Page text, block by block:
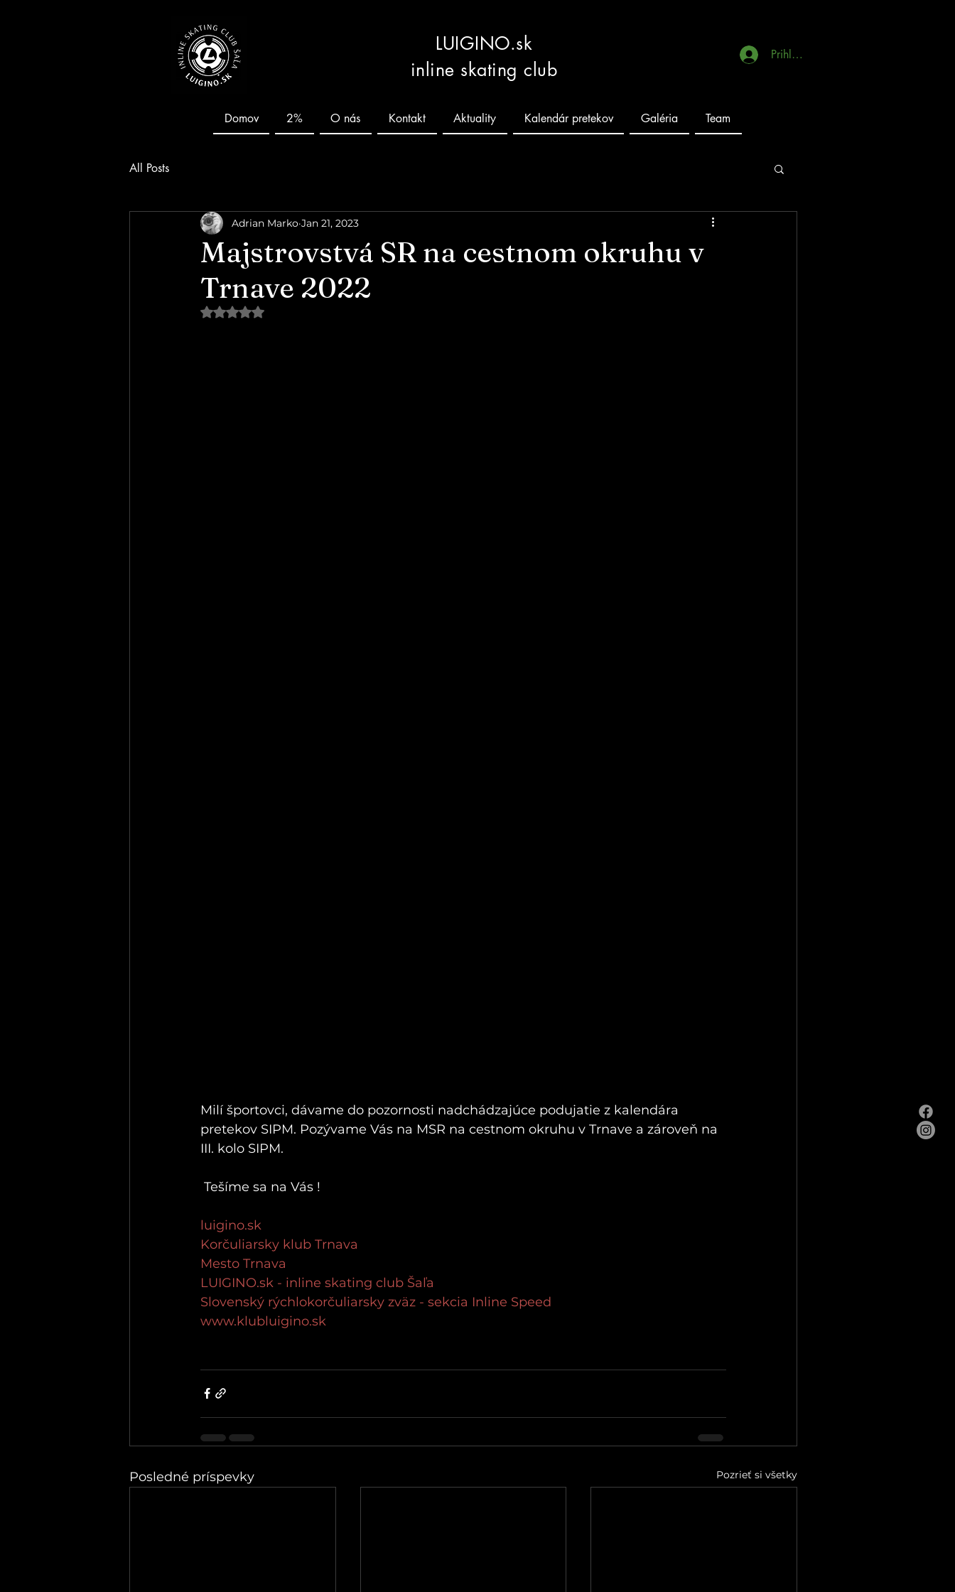
LUIGINO.sk
inline skating club
Prihlásiť sa
Domov 2% O nás Kontakt Aktuality Kalendár pretekov Galéria Team
All Posts
Majstrovstvá SR na cestnom okruhu v
Trnave 2022
Adrian Marko Jan 21, 2023
Hodnotenie NaN z 5 hviezdičiek.
Milí športovci, dávame do pozornosti nadchádzajúce podujatie z kalendára
pretekov SIPM. Pozývame Vás na MSR na cestnom okruhu v Trnave a zároveň na
III. kolo SIPM.
Tešíme sa na Vás !
luigino.sk
Korčuliarsky klub Trnava
Mesto Trnava
LUIGINO.sk - inline skating club Šaľa
Slovenský rýchlokorčuliarsky zväz - sekcia Inline Speed
www.klubluigino.sk
Posledné príspevky Pozrieť si všetky